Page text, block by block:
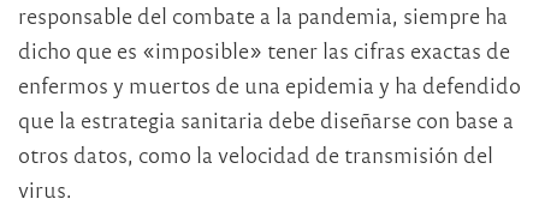
responsable del combate a la pandemia, siempre ha
dicho que es «imposible» tener las cifras exactas de
enfermos y muertos de una epidemia y ha defendido
que la estrategia sanitaria debe diseñarse con base a
otros datos, como la velocidad de transmisión del
virus.